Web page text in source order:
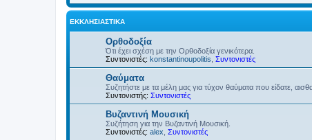
ΕΚΚΛΗΣΙΑΣΤΙΚΆ
Ορθοδοξία
Ότι έχει σχέση με την Ορθοδοξία γενικότερα.
Συντονιστές: konstantinoupolitis Συντονιστές
Θαύματα
Συζητήστε με τα μέλη μας για τύχον θαύματα που είδατε,
Συντονιστής: Συντονιστές
Βυζαντινή Μουσική
Συζήτηση για την Βυζαντινή Μουσική.
Συντονιστές: alex Συντονιστές